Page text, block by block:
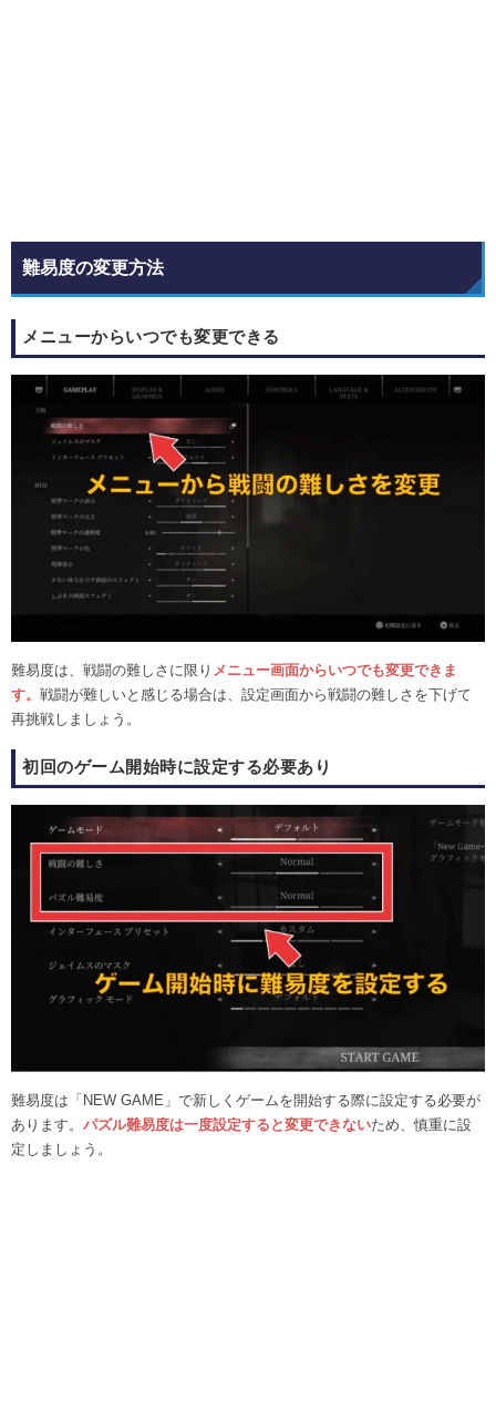
難易度の変更方法
メニューからいつでも変更できる
難易度は、戦闘の難しさに限り メニュー画面からいつでも変更できま
す。 戦闘が難しいと感じる場合は、設定画面から戦闘の難しさを下げて
再挑戦しましょう。
初回のゲーム開始時に設定する必要あり
難易度は「NEW GAME」で新しくゲームを開始する際に設定する必要が
あります。 パズル難易度は一度設定すると変更できないため、慎重に設
定しましょう。